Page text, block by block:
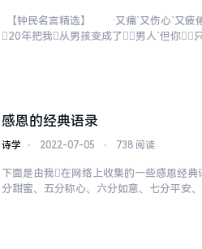
【钟民名言精选】 ·又痛`又伤心`又疲
20年把我从男孩变成了男人`但你
感恩的经典语录
诗学 ⋅ 2022-07-05 ⋅ 738 阅读
下面是由我在网络上收集的一些感恩经
分甜蜜、五分称心、六分如意、七分平安